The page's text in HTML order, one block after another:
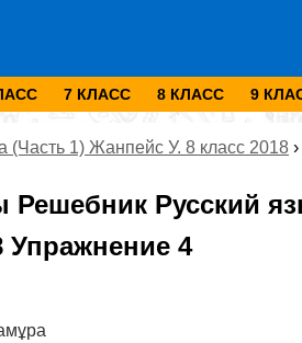
7 КЛАСС 8 КЛАСС 9
(Часть 1) Жанпейс У. 8 класс 2018 ›
Русский
Упражнение 4